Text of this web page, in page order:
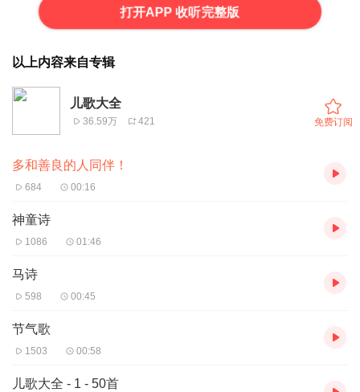
打开APP 收听完整版
以上内容来自专辑
儿歌大全
36.59万 421 免费订阅
多和善良的人同伴！
684 00:16
神童诗
1086 01:46
马诗
598 00:45
节气歌
1503 00:58
儿歌大全 - 1 - 50首